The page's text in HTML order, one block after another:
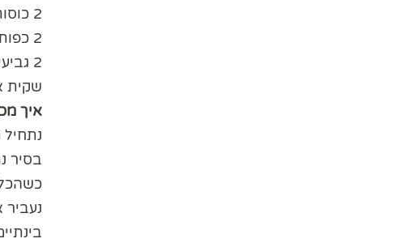
2 כוסות חלב
2 כפות סוכר
2 גביעים שמנת מתוקה
שקית
איך
בסיר
נעביר את